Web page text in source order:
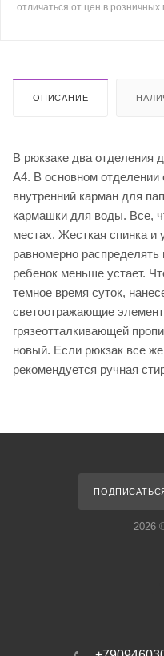
отличаться от цен в розничных
ОПИСАНИЕ
В рюкзаке два отделения
А4. В основном отделении
внутренний карман для
кармашки для воды. Все,
местах. Жесткая спинка
равномерно распределять
ребенок меньше устает.
темное время суток,
светоотражающие
грязеотталкивающей
новый. Если рюкзак все
рекомендуется ручная
2026